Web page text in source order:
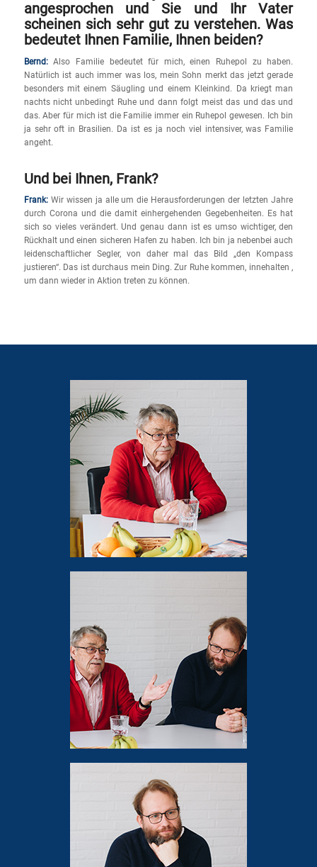
angesprochen und Sie und Ihr Vater
scheinen sich sehr gut zu verstehen. Was
bedeutet Ihnen Familie, Ihnen beiden?
Bernd:Also Familie bedeutet für mich, einen Ruhepol zu haben.
Natürlich ist auch immer was los, mein Sohn merkt das jetzt gerade
besonders mit einem Säugling und einem Kleinkind. Da kriegt man
nachts nicht unbedingt Ruhe und dann folgt meist das und das und
das. Aber für mich ist die Familie immer ein Ruhepol gewesen. Ich bin
ja sehr oft in Brasilien. Da ist es ja noch viel intensiver, was Familie
angeht.
Und bei Ihnen, Frank?
Frank: Wir wissen ja alle um die Herausforderungen der letzten Jahre
durch Corona und die damit einhergehenden Gegebenheiten. Es hat
sich so vieles verändert. Und genau dann ist es umso wichtiger, den
Rückhalt und einen sicheren Hafen zu haben. Ich bin ja nebenbei auch
leidenschaftlicher Segler, von daher mal das Bild „den Kompass
justieren“. Das ist durchaus mein Ding. Zur Ruhe kommen, innehalten ,
um dann wieder in Aktion treten zu können.